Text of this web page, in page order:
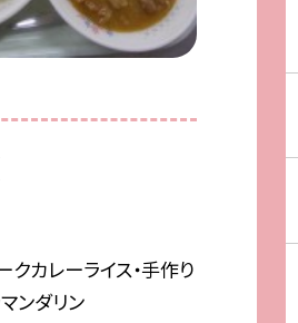
クカレーライス・手作り
ンダリン